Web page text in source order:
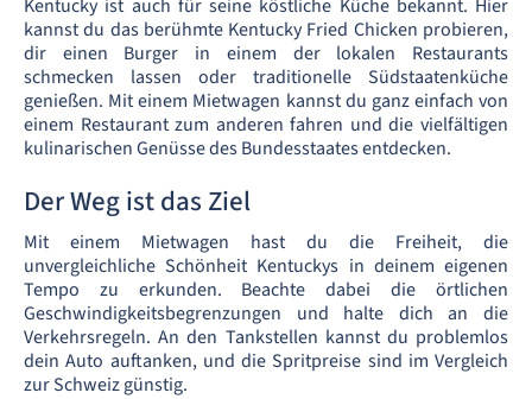
Kentucky ist auch für seine köstliche Küche bekannt. Hier
kannst du das berühmte Kentucky Fried Chicken probieren,
dir einen Burger in einem der lokalen Restaurants
schmecken lassen oder traditionelle Südstaatenküche
genießen. Mit einem Mietwagen kannst du ganz einfach von
einem Restaurant zum anderen fahren und die vielfältigen
kulinarischen Genüsse des Bundesstaates entdecken.
Der Weg ist das Ziel
Mit einem Mietwagen hast du die Freiheit, die
unvergleichliche Schönheit Kentuckys in deinem eigenen
Tempo zu erkunden. Beachte dabei die örtlichen
Geschwindigkeitsbegrenzungen und halte dich an die
Verkehrsregeln. An den Tankstellen kannst du problemlos
dein Auto auftanken, und die Spritpreise sind im Vergleich
zur Schweiz günstig.